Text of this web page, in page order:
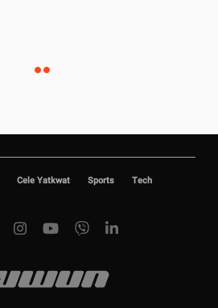
Cele Yatkwat Sports Tech